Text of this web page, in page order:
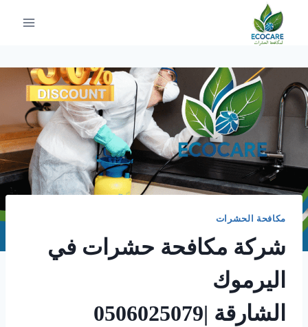
التجاوز
مكافحة الحشرات
شركة مكافحة حشرات في
اليرموك
الشارقة |0506025079